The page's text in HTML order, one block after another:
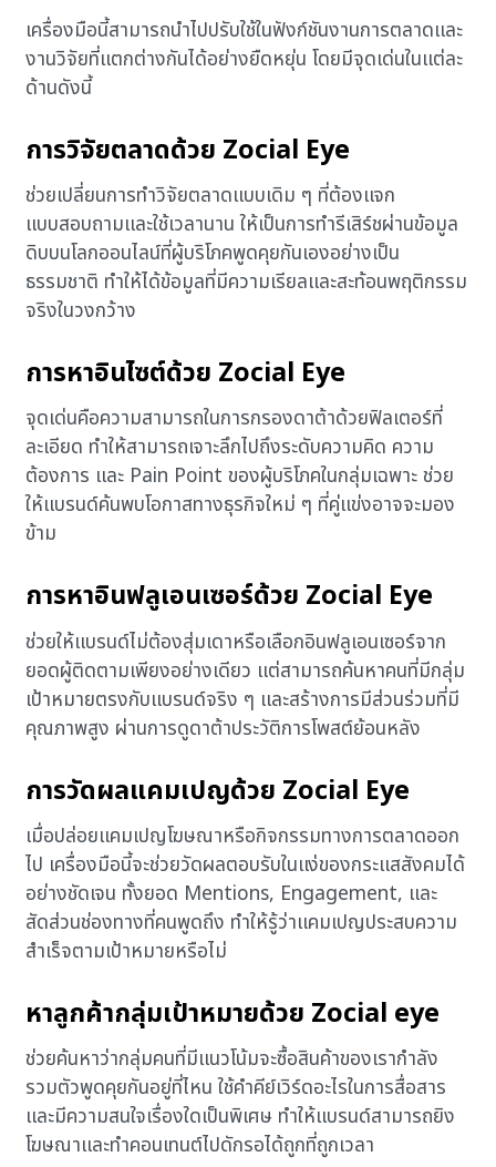
เครื่องมือนี้สามารถนำไปปรับใช้ในฟังก์ชันงานการตลาดและ
งานวิจัยที่แตกต่างกันได้อย่างยืดหยุ่น โดยมีจุดเด่นในแต่ละ
ด้านดังนี้
การวิจัยตลาดด้วย Zocial Eye
ช่วยเปลี่ยนการทำวิจัยตลาดแบบเดิม ๆ ที่ต้องแจก
แบบสอบถามและใช้เวลานาน ให้เป็นการทำรีเสิร์ชผ่านข้อมูล
ดิบบนโลกออนไลน์ที่ผู้บริโภคพูดคุยกันเองอย่างเป็น
ธรรมชาติ ทำให้ได้ข้อมูลที่มีความเรียลและสะท้อนพฤติกรรม
จริงในวงกว้าง
การหาอินไซต์ด้วย Zocial Eye
จุดเด่นคือความสามารถในการกรองดาต้าด้วยฟิลเตอร์ที่
ละเอียด ทำให้สามารถเจาะลึกไปถึงระดับความคิด ความ
ต้องการ และ Pain Point ของผู้บริโภคในกลุ่มเฉพาะ ช่วย
ให้แบรนด์ค้นพบโอกาสทางธุรกิจใหม่ ๆ ที่คู่แข่งอาจจะมอง
ข้าม
การหาอินฟลูเอนเซอร์ด้วย Zocial Eye
ช่วยให้แบรนด์ไม่ต้องสุ่มเดาหรือเลือกอินฟลูเอนเซอร์จาก
ยอดผู้ติดตามเพียงอย่างเดียว แต่สามารถค้นหาคนที่มีกลุ่ม
เป้าหมายตรงกับแบรนด์จริง ๆ และสร้างการมีส่วนร่วมที่มี
คุณภาพสูง ผ่านการดูดาต้าประวัติการโพสต์ย้อนหลัง
การวัดผลแคมเปญด้วย Zocial Eye
เมื่อปล่อยแคมเปญโฆษณาหรือกิจกรรมทางการตลาดออก
ไป เครื่องมือนี้จะช่วยวัดผลตอบรับในแง่ของกระแสสังคมได้
อย่างชัดเจน ทั้งยอด Mentions, Engagement, และ
สัดส่วนช่องทางที่คนพูดถึง ทำให้รู้ว่าแคมเปญประสบความ
สำเร็จตามเป้าหมายหรือไม่
หาลูกค้ากลุ่มเป้าหมายด้วย Zocial eye
ช่วยค้นหาว่ากลุ่มคนที่มีแนวโน้มจะซื้อสินค้าของเรากำลัง
รวมตัวพูดคุยกันอยู่ที่ไหน ใช้คำคีย์เวิร์ดอะไรในการสื่อสาร
และมีความสนใจเรื่องใดเป็นพิเศษ ทำให้แบรนด์สามารถยิง
โฆษณาและทำคอนเทนต์ไปดักรอได้ถูกที่ถูกเวลา